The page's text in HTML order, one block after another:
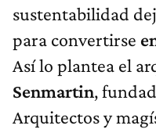
sustentabilidad
para convertirse
Así lo plantea el
Senmartin,
Arquitectos y